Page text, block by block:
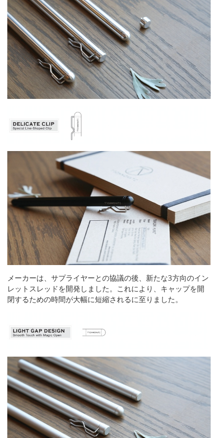
メーカーは、サプライヤーとの協議の後、新たな3方向のイン
レットスレッドを開発しました。これにより、キャップを開
閉するための時間が大幅に短縮されるに至りました。